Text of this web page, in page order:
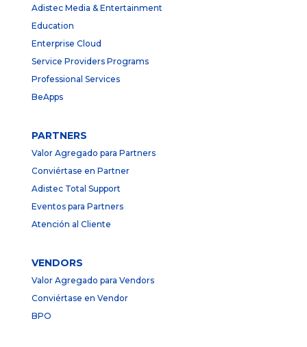
Adistec Media & Entertainment
Education
Enterprise Cloud
Service Providers Programs
Professional Services
BeApps
PARTNERS
Valor Agregado para Partners
Conviértase en Partner
Adistec Total Support
Eventos para Partners
Atención al Cliente
VENDORS
Valor Agregado para Vendors
Conviértase en Vendor
BPO